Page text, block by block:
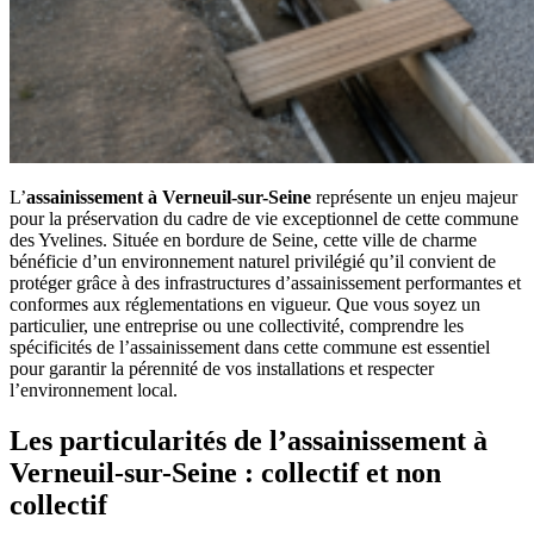
L’assainissement à Verneuil-sur-Seine représente un enjeu majeur
pour la préservation du cadre de vie exceptionnel de cette commune
des Yvelines. Située en bordure de Seine, cette ville de charme
bénéficie d’un environnement naturel privilégié qu’il convient de
protéger grâce à des infrastructures d’assainissement performantes et
conformes aux réglementations en vigueur. Que vous soyez un
particulier, une entreprise ou une collectivité, comprendre les
spécificités de l’assainissement dans cette commune est essentiel
pour garantir la pérennité de vos installations et respecter
l’environnement local.
Les particularités de l’assainissement à
Verneuil-sur-Seine : collectif et non
collectif